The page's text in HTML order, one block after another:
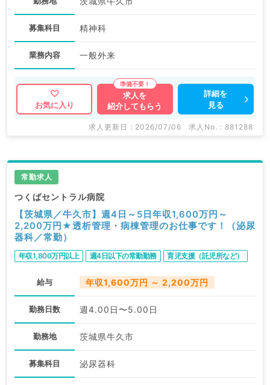
募集科目 精神科
業務内容 一般外来
お気に入り
求人を
紹介してもらう
詳細を
見る
求人更新日 : 2026/07/06 求人No. : 881288
常勤求人
つくばセントラル病院
【茨城県／牛久市】週4日～5日年収1,600万円～
2,200万円★透析管理・病棟管理のお仕事です！（泌尿
器科／常勤）
年収1,800万円以上 週4日以下の常勤勤務 育児支援（託児所など）
給与 年収1,600万円 ～ 2,200万円
勤務日数 週4.00日〜5.00日
勤務地 茨城県牛久市
募集科目 泌尿器科